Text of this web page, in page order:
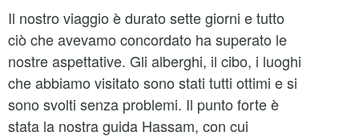
Il nostro viaggio è durato sette giorni e tutto
ciò che avevamo concordato ha superato le
nostre aspettative. Gli alberghi, il cibo, i luoghi
che abbiamo visitato sono stati tutti ottimi e si
sono svolti senza problemi. Il punto forte è
stata la nostra guida Hassam, con cui